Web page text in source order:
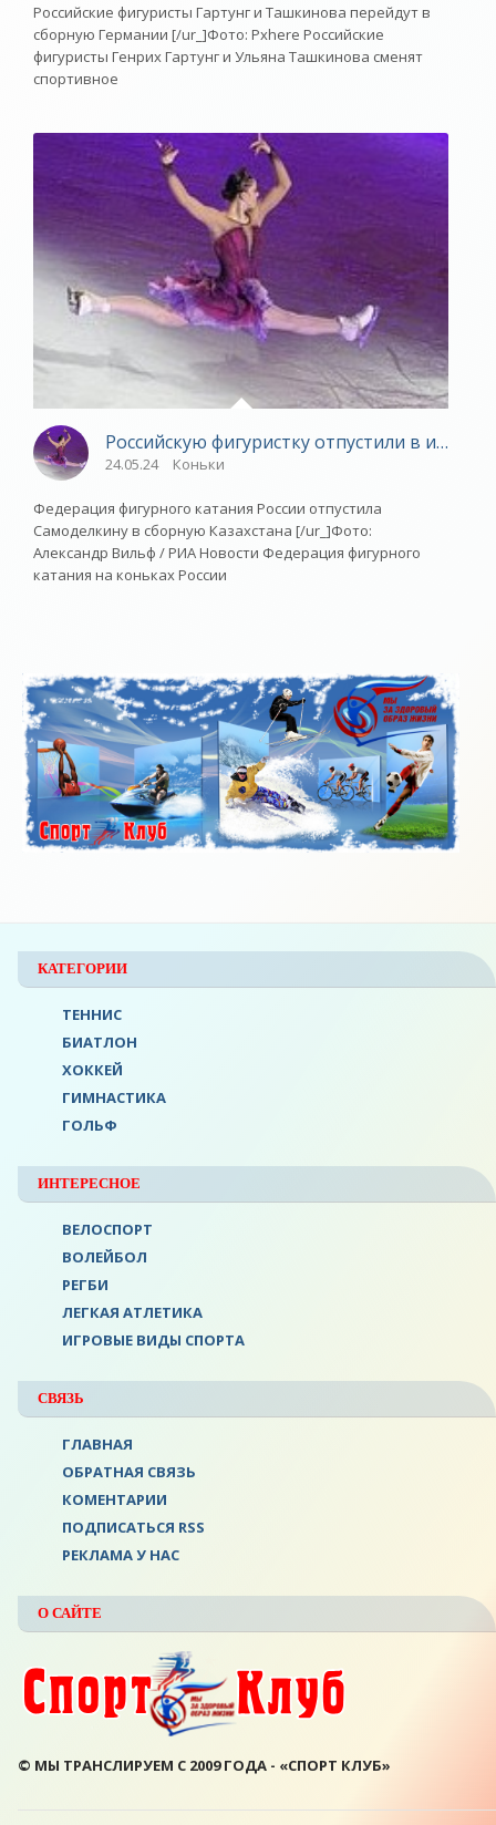
Российские фигуристы Гартунг и Ташкинова перейдут в
сборную Германии [/ur_]Фото: Pxhere Российские
фигуристы Генрих Гартунг и Ульяна Ташкинова сменят
спортивное
Российскую фигуристку отпустили в
24.05.24 Коньки
Федерация фигурного катания России отпустила
Самоделкину в сборную Казахстана [/ur_]Фото:
Александр Вильф / РИА Новости Федерация фигурного
катания на коньках России
КАТЕГОРИИ
ТЕННИС
БИАТЛОН
ХОККЕЙ
ГИМНАСТИКА
ГОЛЬФ
ИНТЕРЕСНОЕ
ВЕЛОСПОРТ
ВОЛЕЙБОЛ
РЕГБИ
ЛЕГКАЯ АТЛЕТИКА
ИГРОВЫЕ ВИДЫ СПОРТА
СВЯЗЬ
ГЛАВНАЯ
ОБРАТНАЯ СВЯЗЬ
КОМЕНТАРИИ
ПОДПИСАТЬСЯ RSS
РЕКЛАМА У НАС
О САЙТЕ
© МЫ ТРАНСЛИРУЕМ С 2009 ГОДА - «СПОРТ КЛУБ»